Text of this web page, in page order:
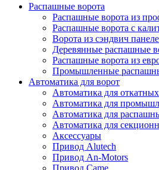
Распашные ворота
Распашные ворота из
Распашные ворота с
Ворота из сэндвич
Деревянные распашные
Распашные ворота из
Промышленные
Автоматика для ворот
Автоматика для
Автоматика для
Автоматика для
Автоматика для
Аксессуары
Привод Alutech
Привод An-Motors
Привод Came